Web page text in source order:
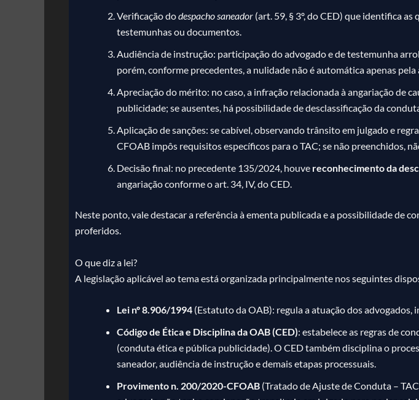
Verificação dodespacho saneador (art. 59, § 3º, do CED) que identifica
testemunhas ou documentos.
Audiência de instrução: participação do advogado e de testemunha
porém, conforme precedentes, a nulidade não é automática apenas pela
Apreciação do mérito: no caso, a infração relacionada à angariação de
publicidade; se ausentes, há possibilidade de desclassificação da
Aplicação de sanções: se cabível, observando trânsito em julgado e
CFOAB impôs requisitos específicos para o TAC; se não preenchidos,
Decisão final: no precedente 135/2024, houve reconhecimento da
angariação conforme o art. 34, IV, do CED.
Neste ponto, vale destacar a referência à ementa publicada e a possibilidade de
proferidos.
O que diz a lei?
A legislação aplicável ao tema está organizada principalmente nos seguintes
Lei nº 8.906/1994 (Estatuto da OAB): regula a atuação dos advogados,
Código de Ética e Disciplina da OAB (CED): estabelece as regras de
(conduta ética e pública publicidade). O CED também disciplina o
saneador, audiência de instrução e demais etapas processuais.
Provimento n. 200/2020-CFOAB (Tratado de Ajuste de Conduta –